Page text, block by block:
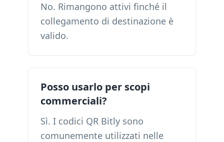
No. Rimangono attivi finché il
collegamento di destinazione è
valido.
Posso usarlo per scopi
commerciali?
Sì. I codici QR Bitly sono
comunemente utilizzati nelle